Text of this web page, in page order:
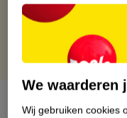
Gratis punten met je
Over dit product
We waarderen
Wij gebruiken cookies